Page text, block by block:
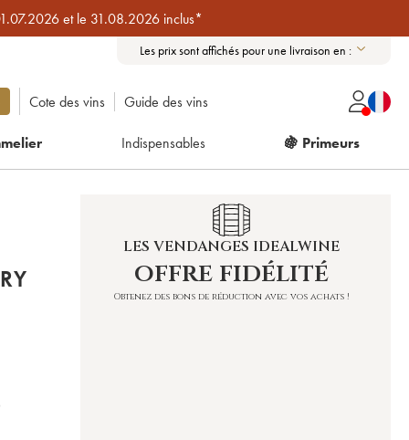
et le 31.08.2026 inclus*
Les prix sont affichés pour une livraison en :
Cote des vins Guide des vins
Indispensables 🍇 Primeurs
LES VENDANGES IDEALWINE
offre fidélité
Obtenez des bons de réduction avec vos achats !